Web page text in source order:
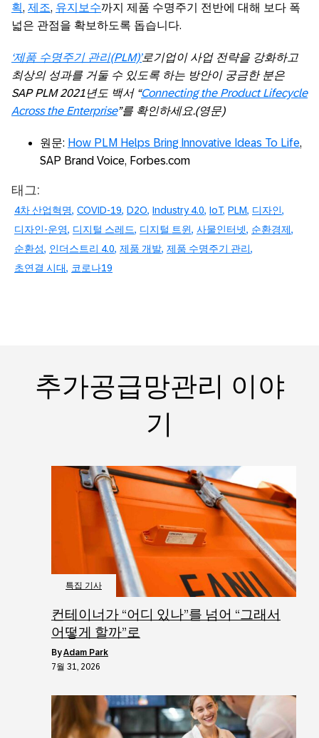
획, 제조, 유지보수까지 제품 수명주기 전반에 대해 보다 폭
넓은 관점을 확보하도록 돕습니다.
‘제품 수명주기 관리(PLM)’로기업이 사업 전략을 강화하고
최상의 성과를 거둘 수 있도록 하는 방안이 궁금한 분은
SAP PLM 2021년도 백서 “Connecting the Product Lifecycle
Across the Enterprise”를 확인하세요.(영문)
원문: How PLM Helps Bring Innovative Ideas To Life,
SAP Brand Voice, Forbes.com
태그:
4차 산업혁명 COVID-19 D2O Industry 4.0 IoT PLM 디자인
디자인-운영
디지털 스레드 디지털 트윈 사물인터넷
순환경제
순환성
인더스트리 4.0 제품 개발 제품 수명주기 관리
초연결 시대
코로나19
추가공급망관리 이야
기
특집 기사
컨테이너가 “어디 있나”를 넘어 “그래서
어떻게 할까”로
byAdam Park
7월 31, 2026